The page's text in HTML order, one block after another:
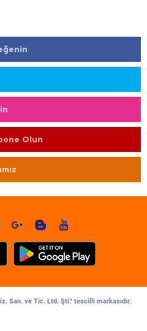
Olun
San. ve Tic. Ltd. Şti." tescilli markasıdır.